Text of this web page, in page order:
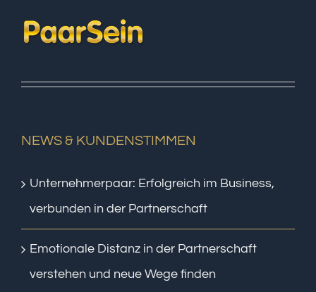
NEWS & KUNDENSTIMMEN
Unternehmerpaar: Erfolgreich im Business,
verbunden in der Partnerschaft
Emotionale Distanz in der Partnerschaft
verstehen und neue Wege finden